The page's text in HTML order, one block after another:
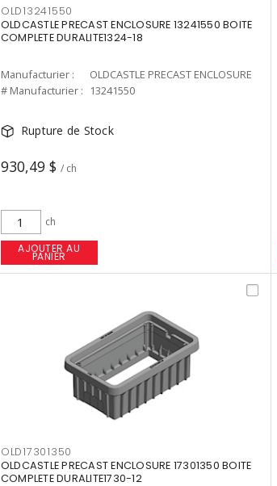
OLD13241550
OLDCASTLE PRECAST ENCLOSURE 13241550 BOITE
COMPLETE DURALITE1324-18
Manufacturier :
OLDCASTLE PRECAST ENCLOSURE
# Manufacturier :
13241550
Rupture de Stock
930,49 $ / ch
ch
AJOUTER AU
PANIER
OLD17301350
OLDCASTLE PRECAST ENCLOSURE 17301350 BOITE
COMPLETE DURALITE1730-12